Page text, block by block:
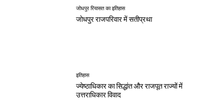
जोधपुर रियासत का इतिहास
जोधपुर राजपरिवार में सतीप्रथा
इतिहास
ज्येष्ठाधिकार का सिद्धांत और राजपूत राज्यों में
उत्तराधिकार विवाद